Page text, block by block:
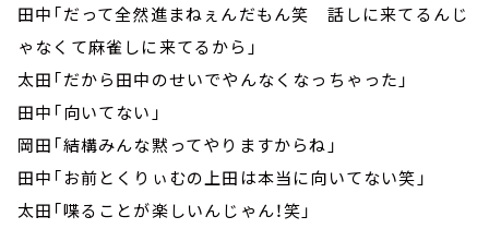
田中「だって全然進まねぇんだもん笑 話しに来てるんじ
ゃなくて麻雀しに来てるから」
太田「だから田中のせいでやんなくなっちゃった」
田中「向いてない」
岡田「結構みんな黙ってやりますからね」
田中「お前とくりぃむの上田は本当に向いてない笑」
太田「喋ることが楽しいんじゃん！笑」